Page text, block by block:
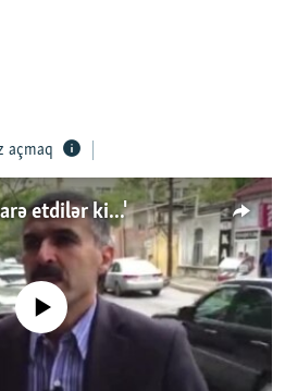
STANDARTLARIMIZ
açmaq
etdilər ki...'
currently available